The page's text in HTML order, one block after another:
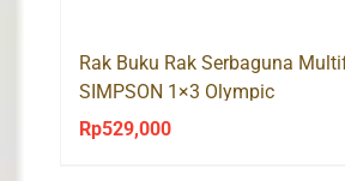
Rak Buku Rak Serbaguna
SIMPSON 1×3 Olympic
Rp529,000